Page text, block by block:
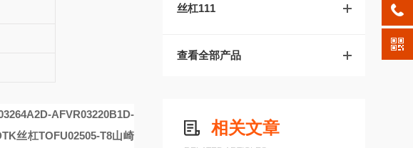
丝杠111
查看全部产品
相关文章
AFVR03220B1D-
丝杠TOFU02505-T8山崎